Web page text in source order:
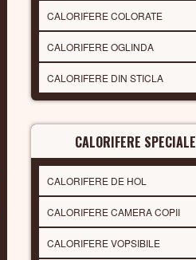
CALORIFERE COLORATE
CALORIFERE OGLINDA
CALORIFERE DIN STICLA
CALORIFERE SPECIALE
CALORIFERE DE HOL
CALORIFERE CAMERA COPII
CALORIFERE VOPSIBILE